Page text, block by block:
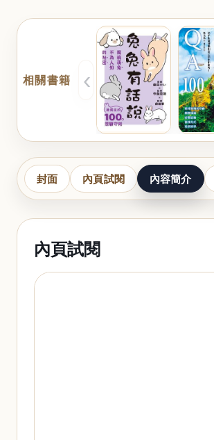
相關書籍 ‹
封面 內頁試閱 內容簡介
內頁試閱